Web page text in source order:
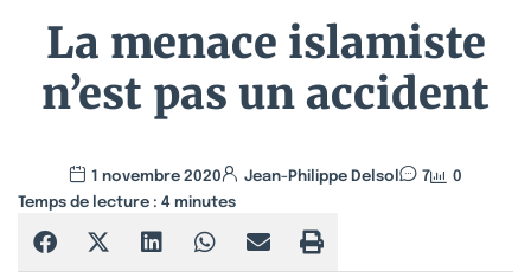
La menace islamiste
n’est pas un accident
1 novembre 2020 Jean-Philippe Delsol 7
0
Temps de lecture : 4 minutes